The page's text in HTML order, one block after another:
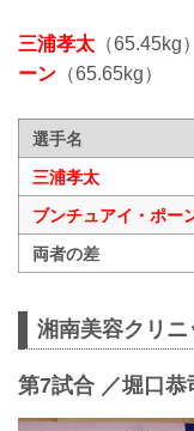
三浦孝太 （65.45kg
ーン （65.65kg）
選手名
三浦孝太
ブンチュアイ・ポー
両者の差
湘南美容クリ
第7試合 ／堀口